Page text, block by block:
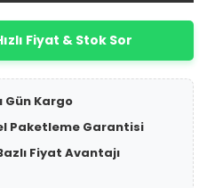
Fiyat & Stok Sor
Gün Kargo
Paketleme Garantisi
Fiyat Avantajı